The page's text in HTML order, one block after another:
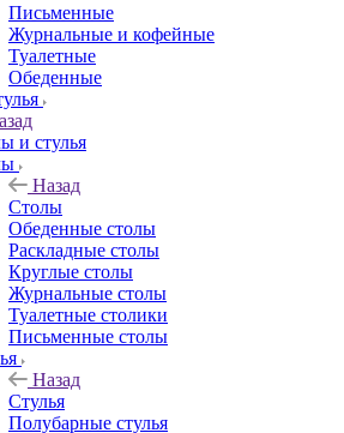
Письменные
Журнальные и кофейные
Туалетные
Обеденные
и стулья
Назад
Столы
Обеденные столы
Раскладные столы
Круглые столы
Журнальные столы
Туалетные столики
Письменные столы
Назад
Стулья
Полубарные стулья